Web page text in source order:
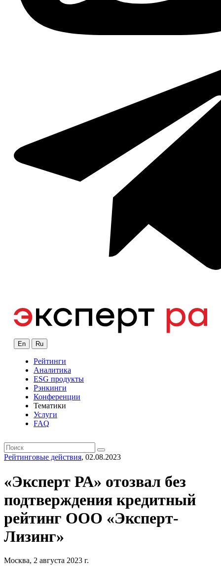
En Ru
Рейтинги
Аналитика
ESG продукты
Рэнкинги
Конференции
Тематики
Услуги
FAQ
Рейтинговые действия, 02.08.2023
«Эксперт РА» отозвал без
подтверждения кредитный
рейтинг ООО «Эксперт-
Лизинг»
Москва, 2 августа 2023 г.